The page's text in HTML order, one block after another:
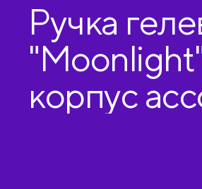
Ручка
корпус